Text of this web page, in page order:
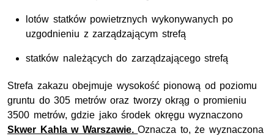
lotów statków powietrznych wykonywanych po
uzgodnieniu z zarządzającym strefą
statków należących do zarządzającego strefą
Strefa zakazu obejmuje wysokość pionową od poziomu
gruntu do 305 metrów oraz tworzy okrąg o promieniu
3500 metrów, gdzie jako środek okręgu wyznaczono
Skwer Kahla w Warszawie.Oznacza to, że wyznaczona